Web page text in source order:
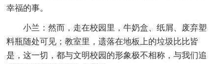
幸福的事。
小兰：然而，走在校园里，牛奶盒、纸屑、废弃塑
料瓶随处可见；教室里，遗落在地板上的垃圾比比皆
是，这一切，都与文明校园的形象极不相称，与我们追